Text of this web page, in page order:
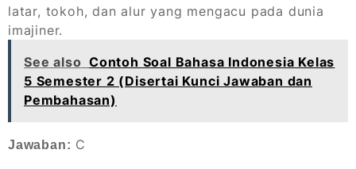
latar, tokoh, dan alur yang mengacu pada dunia
imajiner.
See also Contoh Soal Bahasa Indonesia Kelas
5 Semester 2 (Disertai Kunci Jawaban dan
Pembahasan)
Jawaban: C